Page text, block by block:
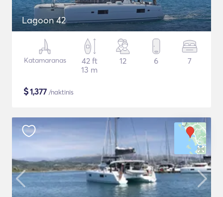
Lagoon 42
Katamaranas
42 ft
13 m
12 6 7
$1,377 /naktinis